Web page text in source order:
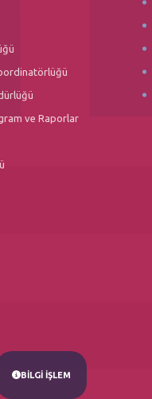
BİLGİ İŞLEM
ve Raporlar